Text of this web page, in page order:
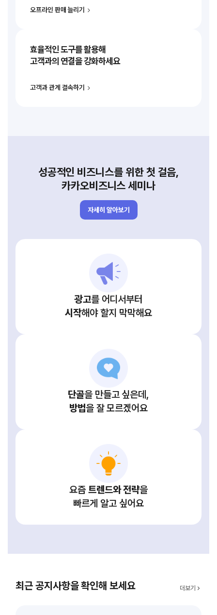
오프라인 판매 늘리기
효율적인 도구를 활용해
고객과의 연결을 강화하세요
고객과 관계 결속하기
성공적인 비즈니스를 위한 첫 걸음,
카카오비즈니스 세미나
자세히 알아보기
광고를 어디서부터
시작해야 할지 막막해요
단골을 만들고 싶은데,
방법을 잘 모르겠어요
요즘트렌드와 전략을
빠르게 알고 싶어요
최근 공지사항을 확인해 보세요 더보기